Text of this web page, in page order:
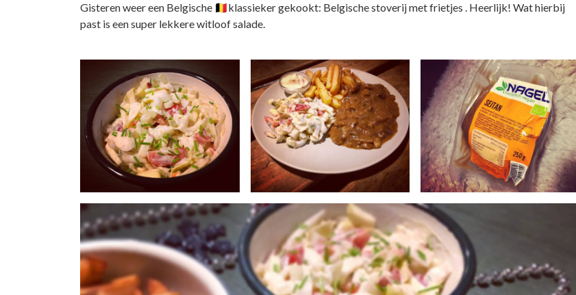
Gisteren weer een Belgische 🇧🇪klassieker gekookt: Belgische stoverij met frietjes . Heerlijk! Wat hierbij
past is een super lekkere witloof salade.